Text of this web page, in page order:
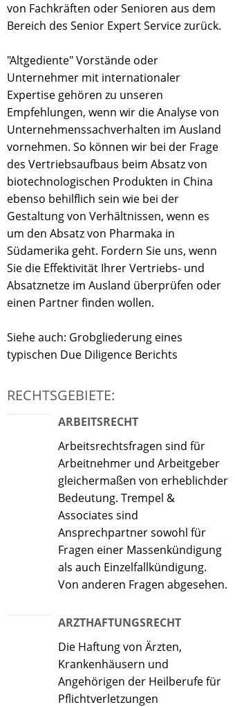
von Fachkräften oder Senioren aus dem
Bereich des Senior Expert Service zurück.
"Altgediente" Vorstände oder
Unternehmer mit internationaler
Expertise gehören zu unseren
Empfehlungen, wenn wir die Analyse von
Unternehmenssachverhalten im Ausland
vornehmen. So können wir bei der Frage
des Vertriebsaufbaus beim Absatz von
biotechnologischen Produkten in China
ebenso behilflich sein wie bei der
Gestaltung von Verhältnissen, wenn es
um den Absatz von Pharmaka in
Südamerika geht. Fordern Sie uns, wenn
Sie die Effektivität Ihrer Vertriebs- und
Absatznetze im Ausland überprüfen oder
einen Partner finden wollen.
Siehe auch: Grobgliederung eines
typischen Due Diligence Berichts
RECHTSGEBIETE:
ARBEITSRECHT
Arbeitsrechtsfragen sind für
Arbeitnehmer und Arbeitgeber
gleichermaßen von erheblichder
Bedeutung. Trempel &
Associates sind
Ansprechpartner sowohl für
Fragen einer Massenkündigung
als auch Einzelfallkündigung.
Von anderen Fragen abgesehen.
ARZTHAFTUNGSRECHT
Die Haftung von Ärzten,
Krankenhäusern und
Angehörigen der Heilberufe für
Pflichtverletzungen